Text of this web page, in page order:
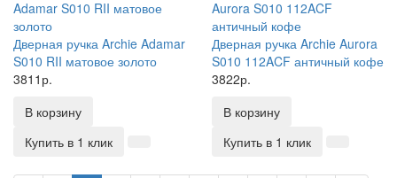
Дверная ручка Archie Adamar
S010 RII матовое золото
3811р.
В корзину
Купить в 1 клик
Дверная ручка Archie Aurora
S010 112ACF античный кофе
3822р.
В корзину
Купить в 1 клик